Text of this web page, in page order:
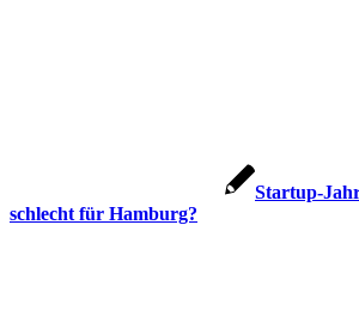
Startup-
schlecht für Hamburg?